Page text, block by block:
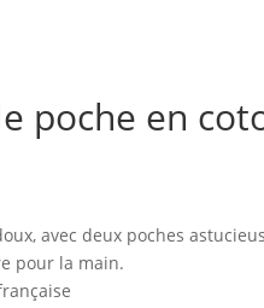
poche en
avec deux poches
pour la main.